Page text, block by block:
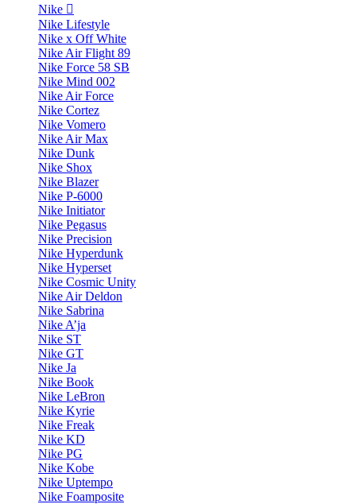
Nike
Nike Lifestyle
Nike x Off White
Nike Air Flight 89
Nike Force 58 SB
Nike Mind 002
Nike Air Force
Nike Cortez
Nike Vomero
Nike Air Max
Nike Dunk
Nike Shox
Nike Blazer
Nike P-6000
Nike Initiator
Nike Pegasus
Nike Precision
Nike Hyperdunk
Nike Hyperset
Nike Cosmic Unity
Nike Air Deldon
Nike Sabrina
Nike A’ja
Nike ST
Nike GT
Nike Ja
Nike Book
Nike LeBron
Nike Kyrie
Nike Freak
Nike KD
Nike PG
Nike Kobe
Nike Uptempo
Nike Foamposite